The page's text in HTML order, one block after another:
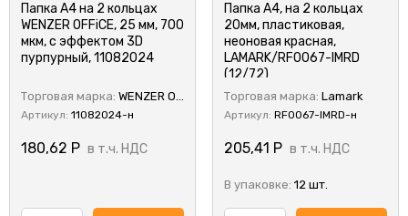
Папка А4 на 2 кольцах
WENZER OFFiCE, 25 мм, 700
мкм, с эффектом 3D
пурпурный, 11082024
Торговая марка: WENZER OFFiCE
Артикул: 11082024-н
180,62 Р в т.ч. НДС
Папка А4, на 2 кольцах
20мм, пластиковая,
неоновая красная,
LAMARK/RF0067-IMRD
(12/72)
Торговая марка: Lamark
Артикул: RF0067-IMRD-н
205,41 Р в т.ч. НДС
В упаковке: 12 шт.